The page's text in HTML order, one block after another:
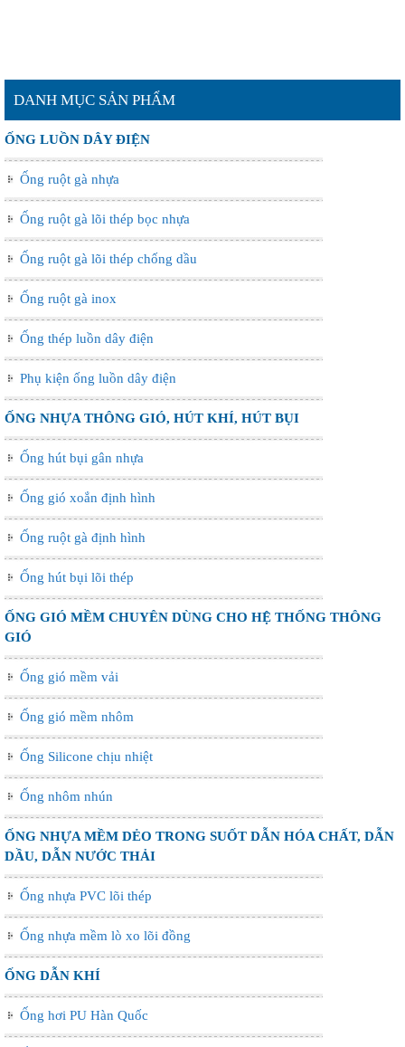
DANH MỤC SẢN PHẨM
ỐNG LUỒN DÂY ĐIỆN
Ống ruột gà nhựa
Ống ruột gà lõi thép bọc nhựa
Ống ruột gà lõi thép chống dầu
Ống ruột gà inox
Ống thép luồn dây điện
Phụ kiện ống luồn dây điện
ỐNG NHỰA THÔNG GIÓ, HÚT KHÍ, HÚT BỤI
Ống hút bụi gân nhựa
Ống gió xoắn định hình
Ống ruột gà định hình
Ống hút bụi lõi thép
ỐNG GIÓ MỀM CHUYÊN DÙNG CHO HỆ THỐNG THÔNG
GIÓ
Ống gió mềm vải
Ống gió mềm nhôm
Ống Silicone chịu nhiệt
Ống nhôm nhún
ỐNG NHỰA MỀM DẺO TRONG SUỐT DẪN HÓA CHẤT, DẪN
DẦU, DẪN NƯỚC THẢI
Ống nhựa PVC lõi thép
Ống nhựa mềm lò xo lõi đồng
ỐNG DẪN KHÍ
Ống hơi PU Hàn Quốc